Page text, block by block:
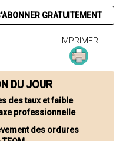
GRATUITEMENT
IMPRIMER
DU JOUR
des taux et faible
professionnelle
des ordures